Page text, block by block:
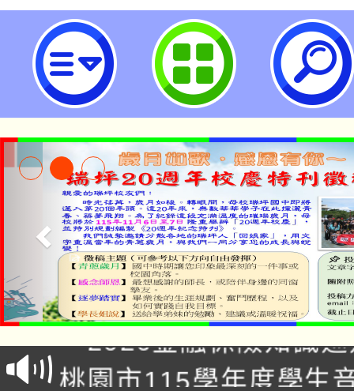
會稽國中辦理「探究式學習」素養
計工作坊-桃園市立瑞坪國民中學
公告本校115學年度第
代理(課)教師甄選結果(
「2026金融保險知識
車」活動
桃園市115學年度學生